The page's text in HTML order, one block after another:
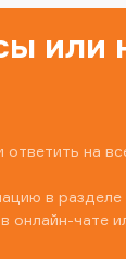
или
на
в разделе
онлайн-чате